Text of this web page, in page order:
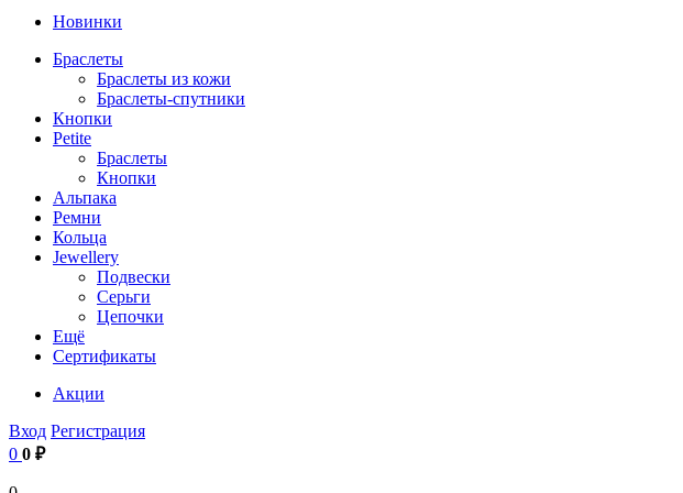
Новинки
Браслеты
Браслеты из кожи
Браслеты-спутники
Кнопки
Petite
Браслеты
Кнопки
Альпака
Ремни
Кольца
Jewellery
Подвески
Серьги
Цепочки
Ещё
Сертификаты
Акции
Вход Регистрация
0 0 ₽